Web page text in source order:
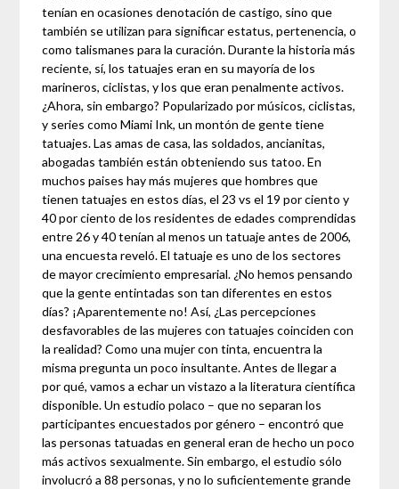
tenían en ocasiones denotación de castigo, sino que
también se utilizan para significar estatus, pertenencia, o
como talismanes para la curación. Durante la historia más
reciente, sí, los tatuajes eran en su mayoría de los
marineros, ciclistas, y los que eran penalmente activos.
¿Ahora, sin embargo? Popularizado por músicos, ciclistas,
y series como Miami Ink, un montón de gente tiene
tatuajes. Las amas de casa, las soldados, ancianitas,
abogadas también están obteniendo sus tatoo. En
muchos paises hay más mujeres que hombres que
tienen tatuajes en estos días, el 23 vs el 19 por ciento y
40 por ciento de los residentes de edades comprendidas
entre 26 y 40 tenían al menos un tatuaje antes de 2006,
una encuesta reveló. El tatuaje es uno de los sectores
de mayor crecimiento empresarial. ¿No hemos pensando
que la gente entintadas son tan diferentes en estos
días? ¡Aparentemente no! Así, ¿Las percepciones
desfavorables de las mujeres con tatuajes coinciden con
la realidad? Como una mujer con tinta, encuentra la
misma pregunta un poco insultante. Antes de llegar a
por qué, vamos a echar un vistazo a la literatura científica
disponible. Un estudio polaco – que no separan los
participantes encuestados por género – encontró que
las personas tatuadas en general eran de hecho un poco
más activos sexualmente. Sin embargo, el estudio sólo
involucró a 88 personas, y no lo suficientemente grande